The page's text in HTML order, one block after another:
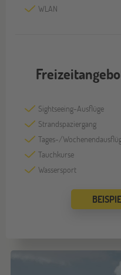
WLAN
Sightseeing-Ausflüge
Strandspaziergang
Tages-/
Tauchkurse
Wassersport